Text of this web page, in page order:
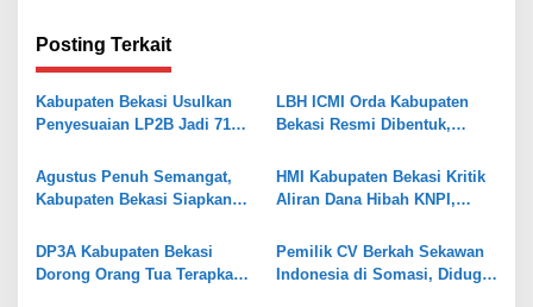
a
s
i
o
s
Posting Terkait
Kabupaten Bekasi Usulkan
Penyesuaian LP2B Jadi 71
Industri dan Pertanian
LBH ICMI Orda Kabupaten
Bekasi Resmi Dibentuk,
Pendampingan Hukum
Agustus Penuh Semangat,
Kabupaten Bekasi Siapkan
Hari Besar
HMI Kabupaten Bekasi Kritik
Aliran Dana Hibah KNPI,
DP3A Kabupaten Bekasi
Dorong Orang Tua Terapkan
Pemilik CV Berkah Sekawan
Indonesia di Somasi, Diduga